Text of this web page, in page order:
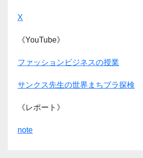
X
《YouTube》
ファッションビジネスの授業
サンクス先生の世界まちブラ探検
《レポート》
note